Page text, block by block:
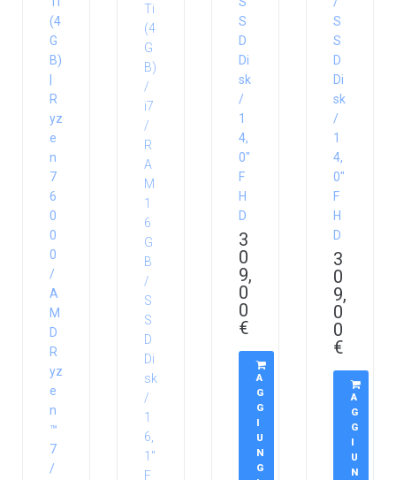
(4
G
B)
R
yz
e
n
7
6
0
0
0
/
A
M
D
R
yz
e
n
™
7
/
S
D
Di
sk
/
1
4,
0″
F
H
D
3
0
9,
0
0
€
A
G
G
U
N
G
S
S
D
Di
sk
/
1
4,
0″
F
H
D
3
0
9,
0
0
€
A
G
G
U
N